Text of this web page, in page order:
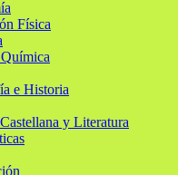
Física
e Historia
y Literatura